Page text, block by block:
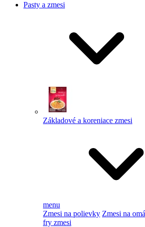
Pasty a zmesi
Základové a koreniace zmesi
menu
Zmesi na polievky Zmesi na
fry zmesi